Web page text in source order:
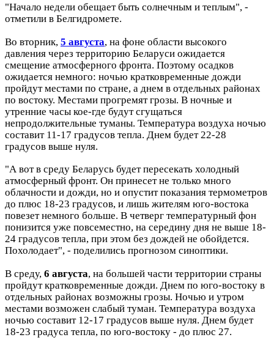
"Начало недели обещает быть солнечным и теплым", -
отметили в Белгидромете.
Во вторник, 5 августа, на фоне области высокого
давления через территорию Беларуси ожидается
смещение атмосферного фронта. Поэтому осадков
ожидается немного: ночью кратковременные дожди
пройдут местами по стране, а днем в отдельных районах
по востоку. Местами прогремят грозы. В ночные и
утренние часы кое-где будут сгущаться
непродолжительные туманы. Температура воздуха ночью
составит 11-17 градусов тепла. Днем будет 22-28
градусов выше нуля.
"А вот в среду Беларусь будет пересекать холодный
атмосферный фронт. Он принесет не только много
облачности и дожди, но и опустит показания термометров
до плюс 18-23 градусов, и лишь жителям юго-востока
повезет немного больше. В четверг температурный фон
понизится уже повсеместно, на середину дня не выше 18-
24 градусов тепла, при этом без дождей не обойдется.
Похолодает", - поделились прогнозом синоптики.
В среду, 6 августа, на большей части территории страны
пройдут кратковременные дожди. Днем по юго-востоку в
отдельных районах возможны грозы. Ночью и утром
местами возможен слабый туман. Температура воздуха
ночью составит 12-17 градусов выше нуля. Днем будет
18-23 градуса тепла, по юго-востоку - до плюс 27.